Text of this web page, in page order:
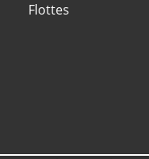
Flottes